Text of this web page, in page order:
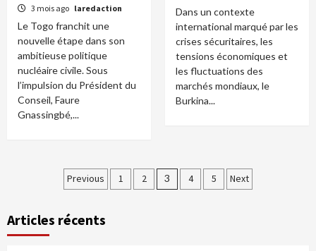
3 mois ago laredaction
Le Togo franchit une
nouvelle étape dans son
ambitieuse politique
nucléaire civile. Sous
l’impulsion du Président du
Conseil, Faure
Gnassingbé,...
Dans un contexte
international marqué par les
crises sécuritaires, les
tensions économiques et
les fluctuations des
marchés mondiaux, le
Burkina...
Pagination
des
Previous 1 2 3 4 5 Next
Articles récents